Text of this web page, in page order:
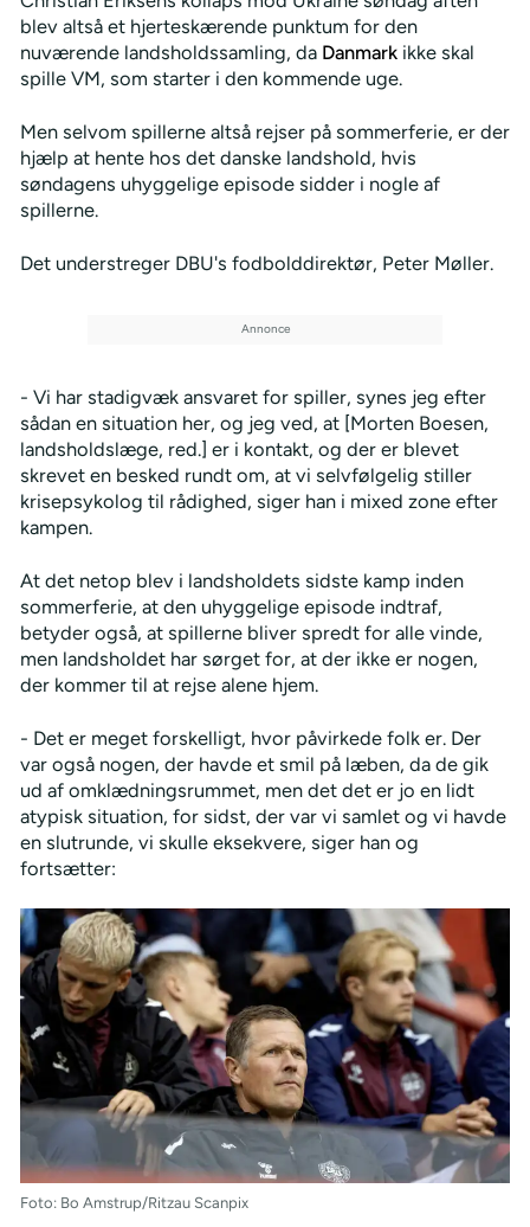
blev altså et hjerteskærende punktum for den
nuværende landsholdssamling, da Danmarkikke skal
spille VM, som starter i den kommende uge.
Men selvom spillerne altså rejser på sommerferie, er der
hjælp at hente hos det danske landshold, hvis
søndagens uhyggelige episode sidder i nogle af
spillerne.
Det understreger DBU's fodbolddirektør, Peter Møller.
- Vi har stadigvæk ansvaret for spiller, synes jeg efter
sådan en situation her, og jeg ved, at [Morten Boesen,
landsholdslæge, red.] er i kontakt, og der er blevet
skrevet en besked rundt om, at vi selvfølgelig stiller
krisepsykolog til rådighed, siger han i mixed zone efter
kampen.
At det netop blev i landsholdets sidste kamp inden
sommerferie, at den uhyggelige episode indtraf,
betyder også, at spillerne bliver spredt for alle vinde,
men landsholdet har sørget for, at der ikke er nogen,
der kommer til at rejse alene hjem.
- Det er meget forskelligt, hvor påvirkede folk er. Der
var også nogen, der havde et smil på læben, da de gik
ud af omklædningsrummet, men det det er jo en lidt
atypisk situation, for sidst, der var vi samlet og vi havde
en slutrunde, vi skulle eksekvere, siger han og
fortsætter:
Foto: Bo Amstrup/Ritzau Scanpix